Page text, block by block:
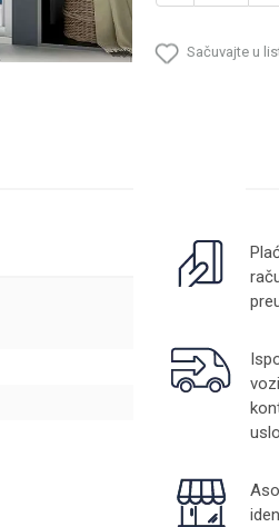
Sačuvajte u